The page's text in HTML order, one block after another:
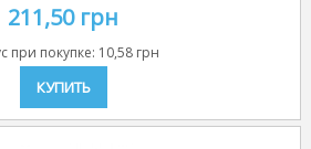
211,50 грн
при покупке: 10,58 грн
КУПИТЬ